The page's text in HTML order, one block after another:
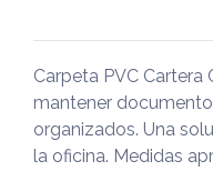
Carpeta PVC
mantener
organizados. Una
la oficina. Medidas